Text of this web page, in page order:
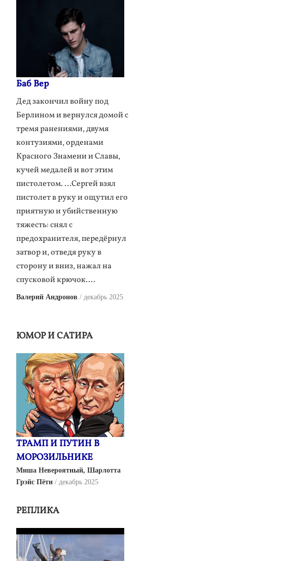
Баб Вер
Дед закончил войну под
Берлином и вернулся домой с
тремя ранениями, двумя
контузиями, орденами
Красного Знамени и Славы,
кучей медалей и вот этим
пистолетом. …Сергей взял
пистолет в руку и ощутил его
приятную и убийственную
тяжесть: снял с
предохранителя, передёрнул
затвор и, отведя руку в
сторону и вниз, нажал на
спусковой крючок….
Валерий Андронов декабрь 2025
ЮМОР И САТИРА
ТРАМП И ПУТИН В
МОРОЗИЛЬНИКЕ
Миша Невероятный, Шарлотта
Грэйс Пёти
декабрь 2025
РЕПЛИКА